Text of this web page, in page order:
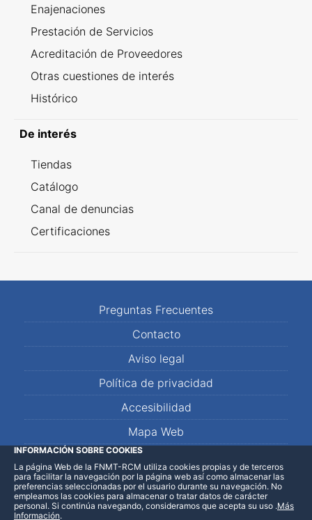
Enajenaciones
Prestación de Servicios
Acreditación de Proveedores
Otras cuestiones de interés
Histórico
De interés
Tiendas
Catálogo
Canal de denuncias
Certificaciones
Preguntas Frecuentes
Contacto
Aviso legal
Política de privacidad
Accesibilidad
Mapa Web
LinkedInFacebookWhatsApp
INFORMACIÓN SOBRE COOKIES
La página Web de la FNMT-RCM utiliza cookies propias y de terceros
para facilitar la navegación por la página web así como almacenar las
preferencias seleccionadas por el usuario durante su navegación. No
empleamos las cookies para almacenar o tratar datos de carácter
personal. Si continúa navegando, consideramos que acepta su uso .Más
Información.